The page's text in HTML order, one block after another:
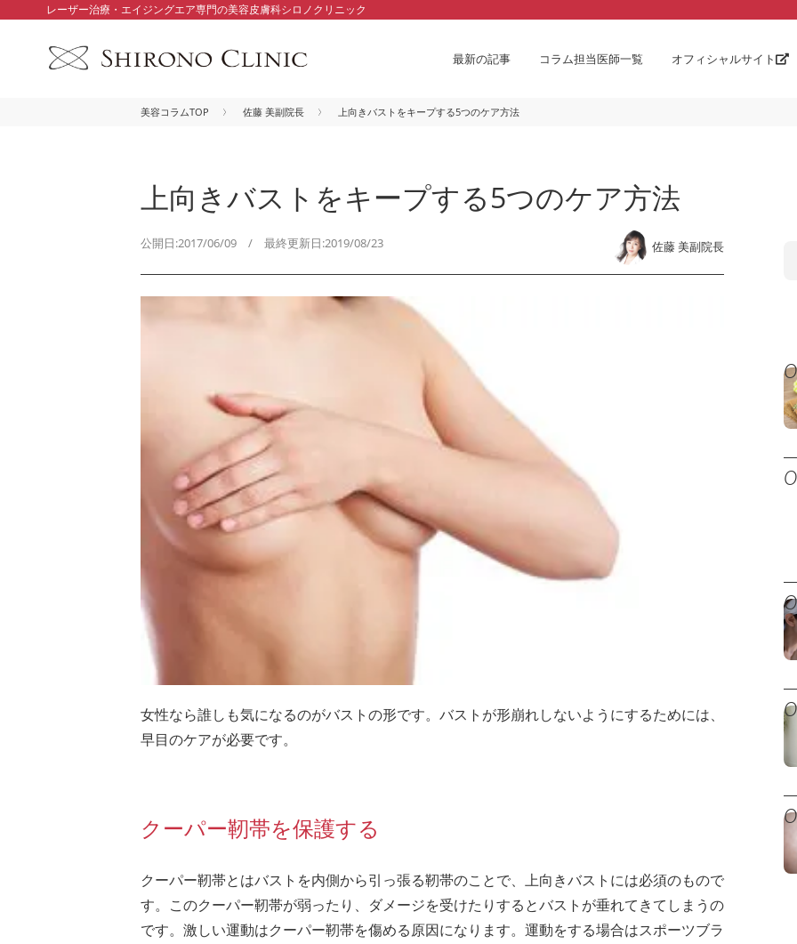
レーザー治療・エイジングエア専門の美容皮膚科シロノクリニック
最新の記事 コラム担当医師一覧 オフィシャルサイト
美容コラムTOP 佐藤 美副院長 上向きバストをキープする5つのケア方法
上向きバストをキープする5つのケア方法
公開日:2017/06/09 / 最終更新日:2019/08/23 佐藤 美副院長
女性なら誰しも気になるのがバストの形です。バストが形崩れしないようにするためには、
早目のケアが必要です。
クーパー靭帯を保護する
クーパー靭帯とはバストを内側から引っ張る靭帯のことで、上向きバストには必須のもので
す。このクーパー靭帯が弱ったり、ダメージを受けたりするとバストが垂れてきてしまうの
です。激しい運動はクーパー靭帯を傷める原因になります。運動をする場合はスポーツブラ